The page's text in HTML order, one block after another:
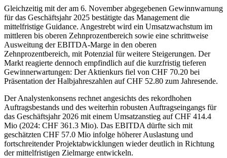
Gleichzeitig mit der am 6. November abgegebenen Gewinnwarnung
für das Geschäftsjahr 2025 bestätigte das Management die
mittelfristige Guidance. Angestrebt wird ein Umsatzwachstum im
mittleren bis oberen Zehnprozentbereich sowie eine schrittweise
Ausweitung der EBITDA-Marge in den oberen
Zehnprozentbereich, mit Potenzial für weitere Steigerungen. Der
Markt reagierte dennoch empfindlich auf die kurzfristig tieferen
Gewinnerwartungen: Der Aktienkurs fiel von CHF 70.20 bei
Präsentation der Halbjahreszahlen auf CHF 52.80 zum Jahresende.
Der Analystenkonsens rechnet angesichts des rekordhohen
Auftragsbestands und des weiterhin robusten Auftragseingangs für
das Geschäftsjahr 2026 mit einem Umsatzanstieg auf CHF 414.4
Mio (2024: CHF 361.3 Mio). Das EBITDA dürfte sich mit
geschätzten CHF 57.0 Mio infolge höherer Auslastung und
fortschreitender Projektabwicklungen wieder deutlich in Richtung
der mittelfristigen Zielmarge entwickeln.